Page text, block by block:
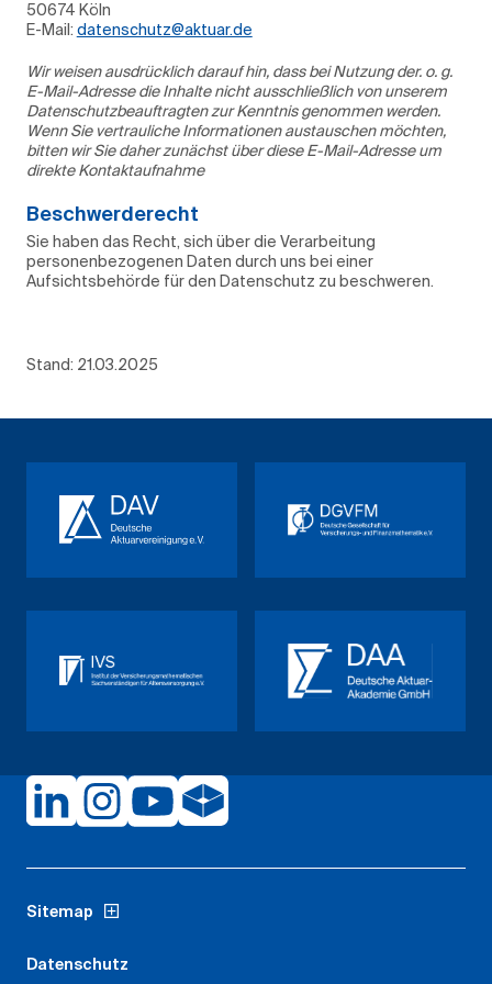
50674 Köln
E-Mail: datenschutz@aktuar.de
Wir weisen ausdrücklich darauf hin, dass bei Nutzung der. o. g.
E-Mail-Adresse die Inhalte nicht ausschließlich von unserem
Datenschutzbeauftragten zur Kenntnis genommen werden.
Wenn Sie vertrauliche Informationen austauschen möchten,
bitten wir Sie daher zunächst über diese E-Mail-Adresse um
direkte Kontaktaufnahme
Beschwerderecht
Sie haben das Recht, sich über die Verarbeitung
personenbezogenen Daten durch uns bei einer
Aufsichtsbehörde für den Datenschutz zu beschweren.
Stand: 21.03.2025
Sitemap
Datenschutz